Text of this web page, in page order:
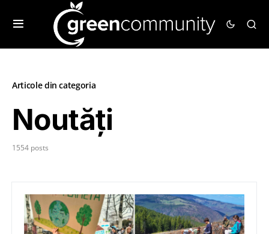
Articole din categoria
Noutăți
1554 posts